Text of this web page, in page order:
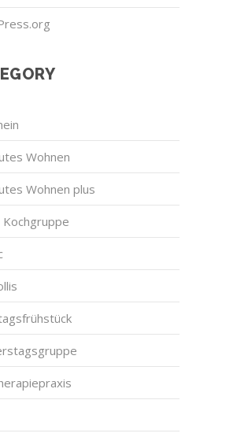
Wohnen
Wohnen plus